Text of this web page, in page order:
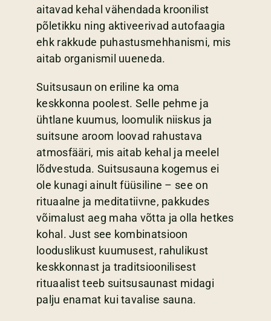
aitavad kehal vähendada kroonilist
põletikku ning aktiveerivad autofaagia
ehk rakkude puhastusmehhanismi, mis
aitab organismil uueneda.
Suitsusaun on eriline ka oma
keskkonna poolest. Selle pehme ja
ühtlane kuumus, loomulik niiskus ja
suitsune aroom loovad rahustava
atmosfääri, mis aitab kehal ja meelel
lõdvestuda. Suitsusauna kogemus ei
ole kunagi ainult füüsiline – see on
rituaalne ja meditatiivne, pakkudes
võimalust aeg maha võtta ja olla hetkes
kohal. Just see kombinatsioon
looduslikust kuumusest, rahulikust
keskkonnast ja traditsioonilisest
rituaalist teeb suitsusaunast midagi
palju enamat kui tavalise sauna.